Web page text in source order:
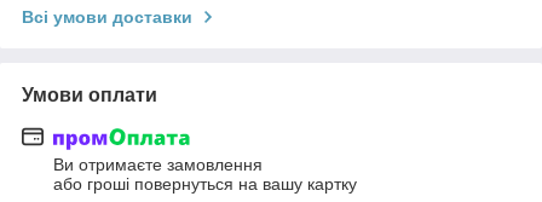
Всі умови доставки
Умови оплати
Ви отримаєте замовлення
або гроші повернуться на вашу картку